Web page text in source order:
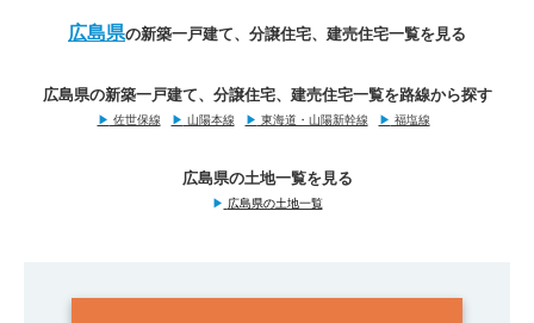
広島県の新築一戸建て、分譲住宅、建売住宅一覧を見る
広島県の新築一戸建て、分譲住宅、建売住宅一覧を路線から探す
▶ 佐世保線 ▶ 山陽本線 ▶ 東海道・山陽新幹線 ▶ 福塩線
広島県の土地一覧を見る
▶ 広島県の土地一覧